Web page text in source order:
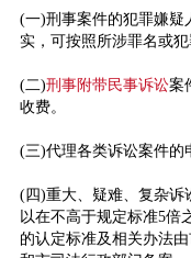
(一)刑事案件的犯罪嫌疑
实，可按照所涉罪名或犯
(二)刑事附带民事诉讼案
收费。
(三)代理各类诉讼案件的
(四)重大、疑难、复杂诉
以在不高于规定标准5倍
的认定标准及相关办法